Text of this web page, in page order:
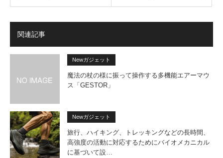
関連記事
Newガジェット
魔法の杖の様に振って操作する多機能エアーマウ
ス「GESTOR」
Newガジェット
旅行、ハイキング、トレッキングなどの長時間、
高強度の活動に対応するためにバイオメカニカル
に基づいて設…